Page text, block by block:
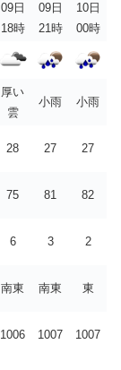
09日
18時
09日
21時
10日
00時
厚い
雲
小雨 小雨
28 27 27
75 81 82
6 3 2
南東 南東 東
1006 1007 1007